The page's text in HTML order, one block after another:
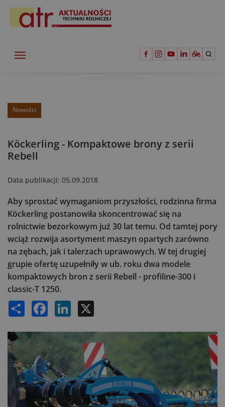
Nowości
Köckerling - Kompaktowe brony z serii
Rebell
Data publikacji: 05.09.2018
Aby sprostać wymaganiom przyszłości, rodzinna firma
Köckerling postanowiła skoncentrować się na
rolnictwie bezorkowym już 30 lat temu. Od tamtej pory
wciąż rozwija asortyment maszyn opartych zarówno
na zębach, jak i talerzach uprawowych. W tej drugiej
grupie ofertę uzupełniły w ub. roku dwa modele
kompaktowych bron z serii Rebell - profiline-300 i
classic-T 1250.
Share Facebook LinkedIn